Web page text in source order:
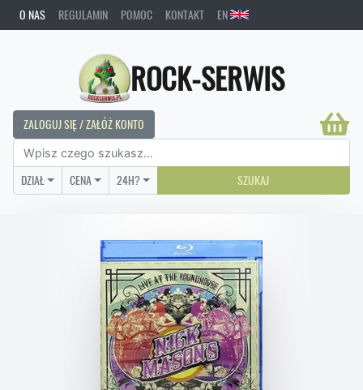
O NAS REGULAMIN POMOC KONTAKT EN
ROCK-SERWIS
ZALOGUJ SIĘ / ZAŁÓŻ KONTO
DZIAŁ CENA 24H? SZUKAJ